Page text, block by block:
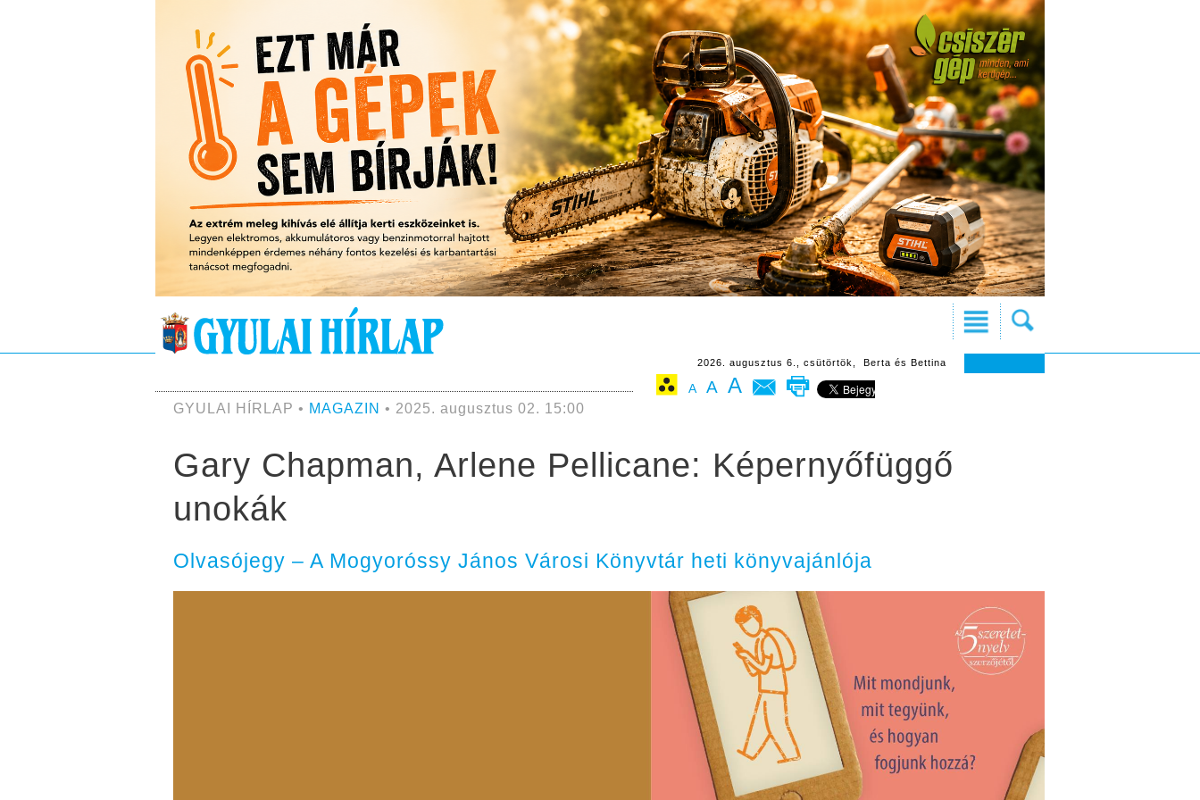
2026. augusztus 6., csütörtök, Berta és Bettina
A A A
GYULAI HÍRLAP • MAGAZIN • 2025. augusztus 02. 15:00
Gary Chapman, Arlene Pellicane: Képernyőfüggő
unokák
Olvasójegy – A Mogyoróssy János Városi Könyvtár heti könyvajánlója